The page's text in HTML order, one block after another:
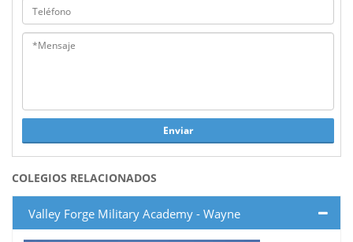
Enviar
COLEGIOS RELACIONADOS
Valley Forge Military Academy - Wayne